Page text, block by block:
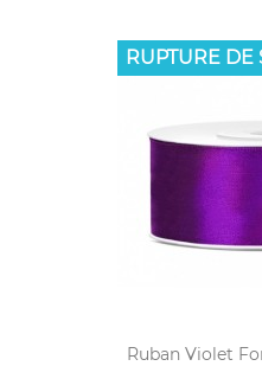
Ruban Violet
RUPTURE DE